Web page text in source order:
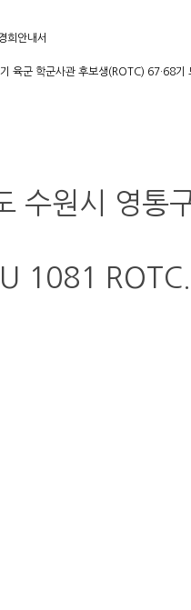
희안내서
육군 학군사관 후보생(ROTC) 67·68기
수원시 영통
1081